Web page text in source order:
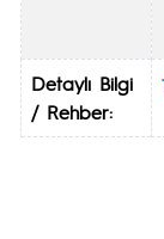
Detaylı Bilgi
/ Rehber: